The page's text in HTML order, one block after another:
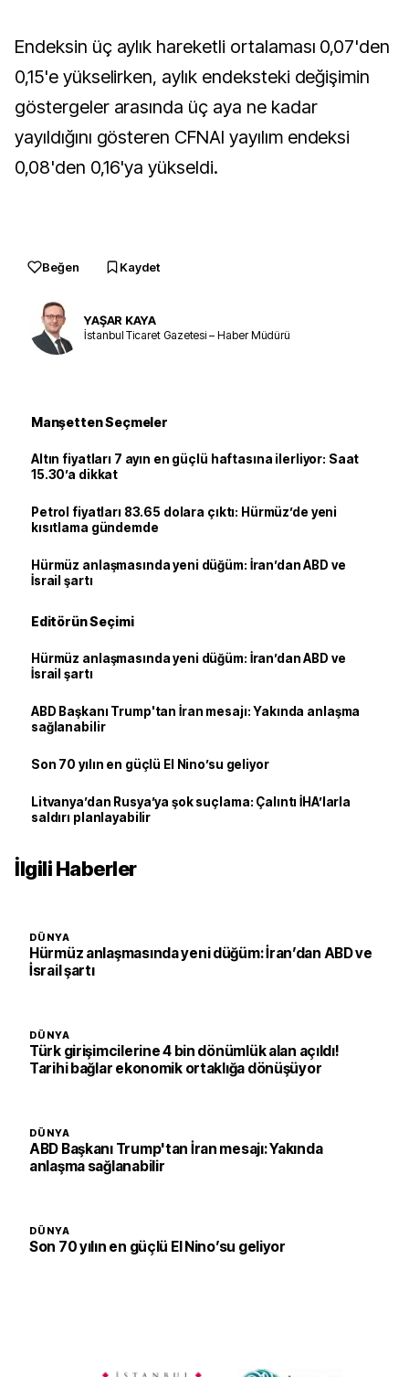
Endeksin üç aylık hareketli ortalaması 0,07'den
0,15'e yükselirken, aylık endeksteki değişimin
göstergeler arasında üç aya ne kadar
yayıldığını gösteren CFNAI yayılım endeksi
0,08'den 0,16'ya yükseldi.
Beğen Kaydet
YAŞAR KAYA
İstanbul Ticaret Gazetesi – Haber Müdürü
Manşetten Seçmeler
Altın fiyatları 7 ayın en güçlü haftasına ilerliyor: Saat
15.30’a dikkat
Petrol fiyatları 83.65 dolara çıktı: Hürmüz’de yeni
kısıtlama gündemde
Hürmüz anlaşmasında yeni düğüm: İran’dan ABD ve
İsrail şartı
Editörün Seçimi
Hürmüz anlaşmasında yeni düğüm: İran’dan ABD ve
İsrail şartı
ABD Başkanı Trump'tan İran mesajı: Yakında anlaşma
sağlanabilir
Son 70 yılın en güçlü El Nino’su geliyor
Litvanya’dan Rusya’ya şok suçlama: Çalıntı İHA’larla
saldırı planlayabilir
İlgili Haberler
DÜNYA
Hürmüz anlaşmasında yeni düğüm: İran’dan ABD ve
İsrail şartı
DÜNYA
Türk girişimcilerine 4 bin dönümlük alan açıldı!
Tarihi bağlar ekonomik ortaklığa dönüşüyor
DÜNYA
ABD Başkanı Trump'tan İran mesajı: Yakında
anlaşma sağlanabilir
DÜNYA
Son 70 yılın en güçlü El Nino’su geliyor